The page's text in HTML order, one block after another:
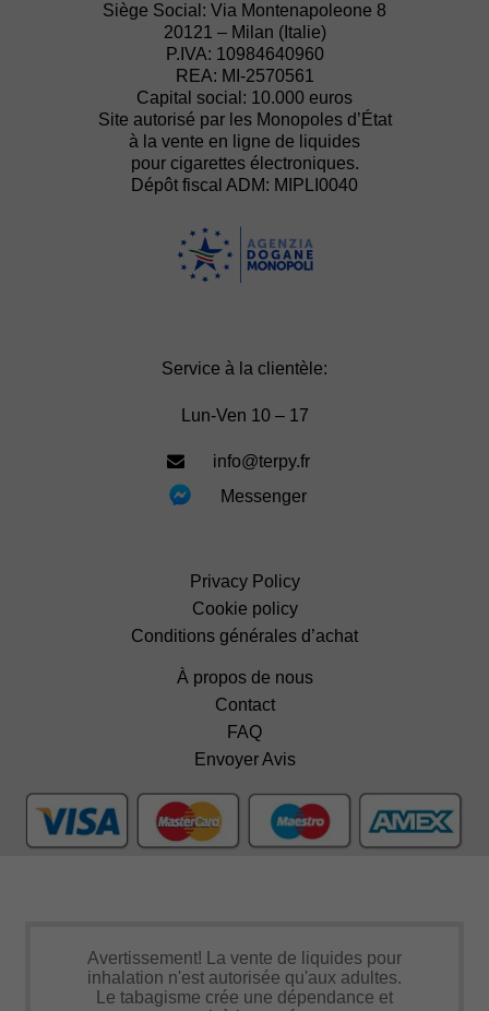
Siège Social: Via Montenapoleone 8
20121 – Milan (Italie)
P.IVA: 10984640960
REA: MI-2570561
Capital social: 10.000 euros
Site autorisé par les Monopoles d’État
à la vente en ligne de liquides
pour cigarettes électroniques.
Dépôt fiscal ADM: MIPLI0040
Service à la clientèle:
Lun-Ven 10 – 17
info@terpy.fr
Messenger
Privacy Policy
Cookie policy
Conditions générales d’achat
À propos de nous
Contact
FAQ
Envoyer Avis
Avertissement! La vente de liquides pour
inhalation n'est autorisée qu'aux adultes.
Le tabagisme crée une dépendance et